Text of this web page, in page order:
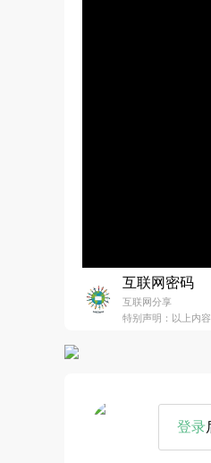
互联网密码
互联网分享
特别声明：以上内
登录